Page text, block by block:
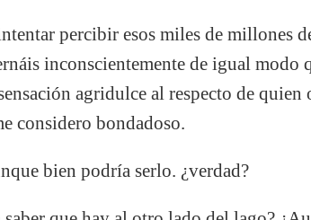
percibir esos miles de millones
inconscientemente de igual modo
agridulce al respecto de quien
considero bondadoso.
bien podría serlo. ¿verdad?